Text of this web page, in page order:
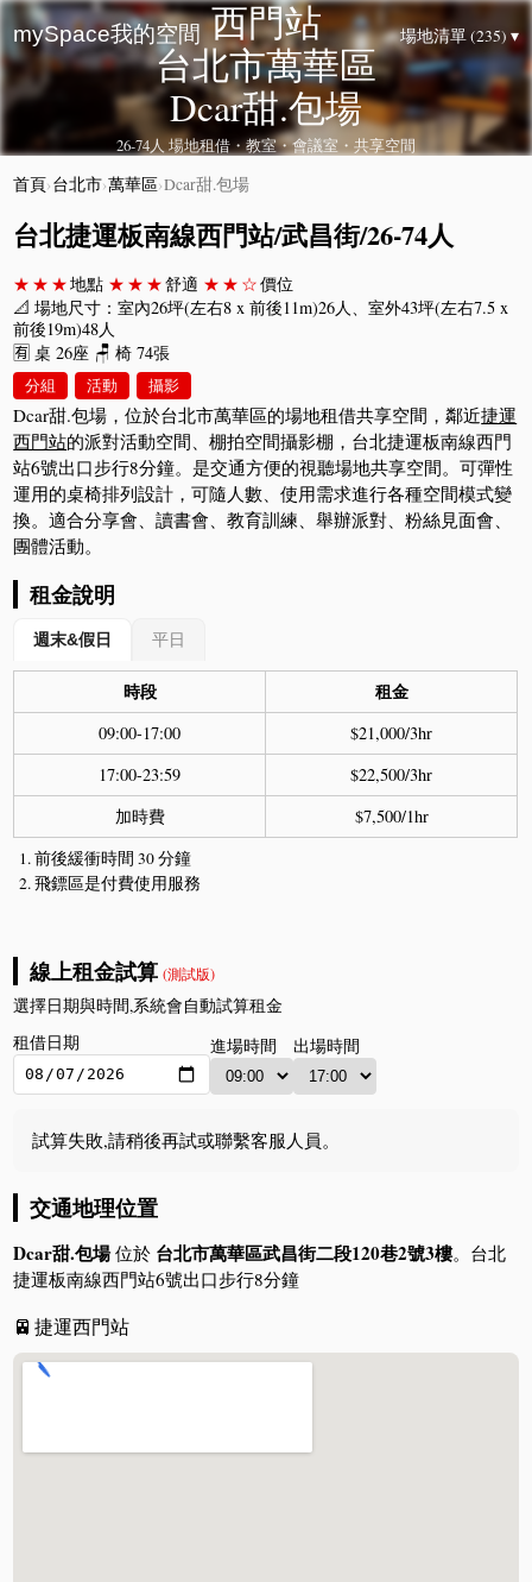
mySpace我的空間 場地清單 (235) ▾
西門站
台北市萬華區
Dcar甜.包場
26-74人 場地租借・教室・會議室・共享空間
首頁›台北市›萬華區›Dcar甜.包場
台北捷運板南線西門站/武昌街/26-74人
★★★地點 ★★★舒適 ★★☆價位
📐 場地尺寸：室內26坪(左右8 x 前後11m)26人、室外43坪(左右7.5 x
前後19m)48人
🈶 桌 26座 🪑 椅 74張
分組 活動 攝影
Dcar甜.包場，位於台北市萬華區的場地租借共享空間，鄰近捷運
西門站的派對活動空間、棚拍空間攝影棚，台北捷運板南線西門
站6號出口步行8分鐘。是交通方便的視聽場地共享空間。可彈性
運用的桌椅排列設計，可隨人數、使用需求進行各種空間模式變
換。適合分享會、讀書會、教育訓練、舉辦派對、粉絲見面會、
團體活動。
租金說明
週末&假日 平日
時段 租金
09:00-17:00
$21,000/3hr
17:00-23:59
$22,500/3hr
加時費
$7,500/1hr
前後緩衝時間 30 分鐘
飛鏢區是付費使用服務
線上租金試算(測試版)
選擇日期與時間,系統會自動試算租金
租借日期
進場時間 出場時間
試算失敗,請稍後再試或聯繫客服人員。
交通地理位置
Dcar甜.包場位於 台北市萬華區武昌街二段120巷2號3樓。台北
捷運板南線西門站6號出口步行8分鐘
🚈 捷運西門站